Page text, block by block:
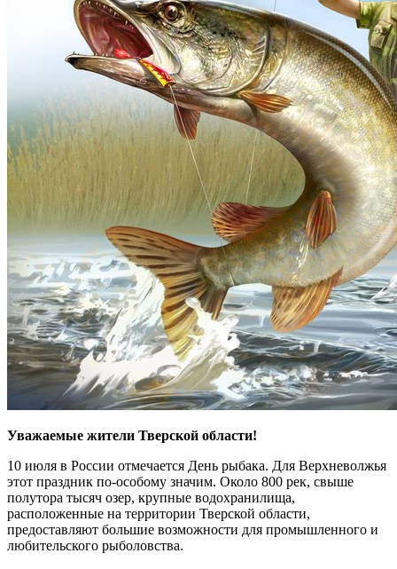
Уважаемые жители Тверской области!
10 июля в России отмечается День рыбака. Для Верхневолжья
этот праздник по-особому значим. Около 800 рек, свыше
полутора тысяч озер, крупные водохранилища,
расположенные на территории Тверской области,
предоставляют большие возможности для промышленного и
любительского рыболовства.